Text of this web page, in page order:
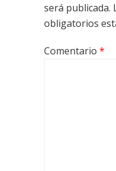
será publicada.
obligatorios
Comentario *